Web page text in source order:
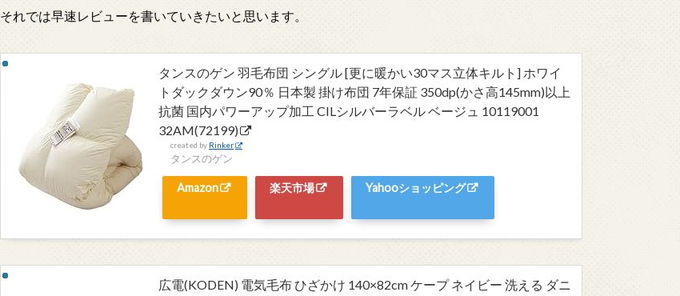
それでは早速レビューを書いていきたいと思います。
タンスのゲン 羽毛布団 シングル [更に暖かい30マス立体キルト] ホワイ
トダックダウン90％ 日本製 掛け布団 7年保証 350dp(かさ高145mm)以上
抗菌 国内パワーアップ加工 CILシルバーラベル ベージュ 10119001
32AM(72199)
created by Rinker
タンスのゲン
Amazon 楽天市場 Yahooショッピング
広電(KODEN) 電気毛布 ひざかけ 140×82cm ケープ ネイビー 洗える ダニ